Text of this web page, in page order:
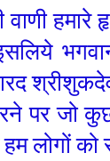
हमारे
पर जो
लोगों को